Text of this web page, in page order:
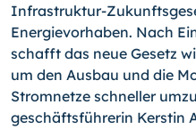
Infrastruktur-
Energievorhaben. Nach
schafft das neue Gesetz
um den Ausbau und die
Stromnetze schneller
geschäftsführerin Kerstin